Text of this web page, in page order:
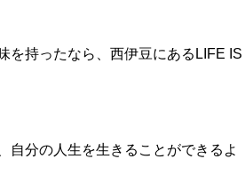
を持ったなら、西伊豆にあるLIFE IS
自分の人生を生きることができるよ